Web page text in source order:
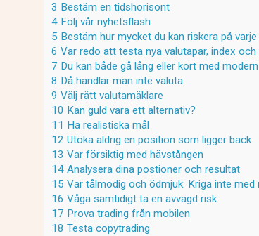
3 Bestäm en tidshorisont
4 Följ vår nyhetsflash
5 Bestäm hur mycket du kan riskera på
6 Var redo att testa nya valutapar, index och
7 Du kan både gå lång eller kort med
8 Då handlar man inte valuta
9 Välj rätt valutamäklare
10 Kan guld vara ett alternativ?
11 Ha realistiska mål
12 Utöka aldrig en position som ligger back
13 Var försiktig med hävstången
14 Analysera dina postioner och resultat
15 Var tålmodig och ödmjuk: Kriga inte med
16 Våga samtidigt ta en avvägd risk
17 Prova trading från mobilen
18 Testa copytrading